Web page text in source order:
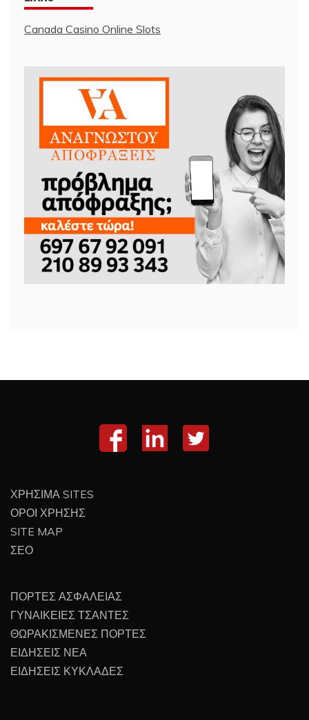
Canada Casino Online Slots
ΧΡΗΣΙΜΑ SITES
ΟΡΟΙ ΧΡΗΣΗΣ
SITE MAP
ΣΕΟ
ΠΟΡΤΕΣ ΑΣΦΑΛΕΙΑΣ
ΓΥΝΑΙΚΕΙΕΣ ΤΣΑΝΤΕΣ
ΘΩΡΑΚΙΣΜΕΝΕΣ ΠΟΡΤΕΣ
ΕΙΔΗΣΕΙΣ ΝΕΑ
ΕΙΔΗΣΕΙΣ ΚΥΚΛΑΔΕΣ